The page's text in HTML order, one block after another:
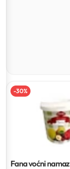
-30%
Fana voćni namaz